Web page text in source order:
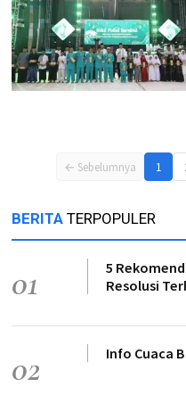
← Sebelumnya 1
BERITA TERPOPULER
01
5
Resolusi
02 Info Cuaca